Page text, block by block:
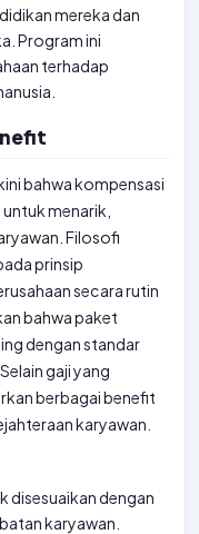
mereka dan
Program ini
terhadap
bahwa kompensasi
menarik,
Filosofi
prinsip
secara rutin
bahwa paket
dengan standar
gaji yang
berbagai benefit
karyawan.
disesuaikan dengan
karyawan.